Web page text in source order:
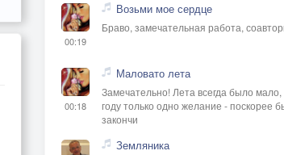
00:19
Возьми мое сердце
Браво, замечательная работа,
00:18
Маловато лета
Замечательно! Лета всегда было мало,
году только одно желание - поскорее
закончи
Земляника